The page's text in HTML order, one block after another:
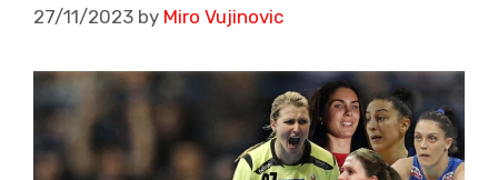
27/11/2023 by Miro Vujinovic